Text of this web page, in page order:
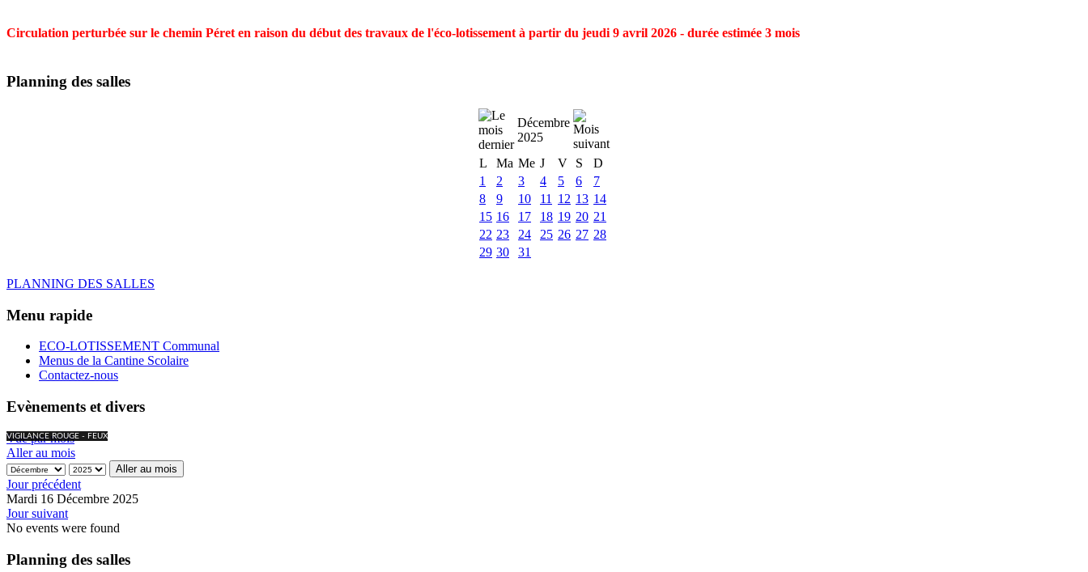
Circulation perturbée sur le chemin Péret en raison du début des travaux de l'éco-lotissement à partir du jeudi 9 avril 2026 - durée estimée 3 mois
Planning des salles
Décembre
2025
L
Ma Me J V S
D
1
2 3 4 5 6
7
8
9 10 11 12 13 14
15 16 17 18 19 20 21
22 23 24 25 26 27 28
29 30 31
PLANNING DES SALLES
Menu rapide
ECO-LOTISSEMENT Communal
Menus de la Cantine Scolaire
Contactez-nous
Evènements et divers
VIGILANCE ROUGE - FEUX
Vue par mois
Aller au mois
Aller au mois
Jour précédent
Mardi 16 Décembre 2025
Jour suivant
No events were found
Planning des salles